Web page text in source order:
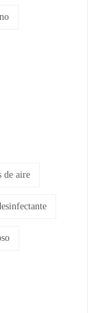
de aire